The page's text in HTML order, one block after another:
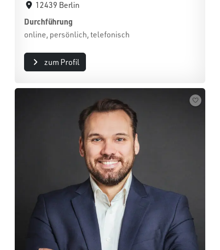
12439 Berlin
Durchführung
online, persönlich, telefonisch
zum Profil